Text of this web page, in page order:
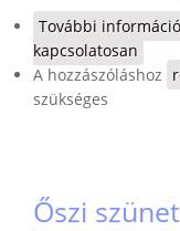
További információ
kapcsolatosan
A hozzászóláshoz
szükséges
Őszi szünet